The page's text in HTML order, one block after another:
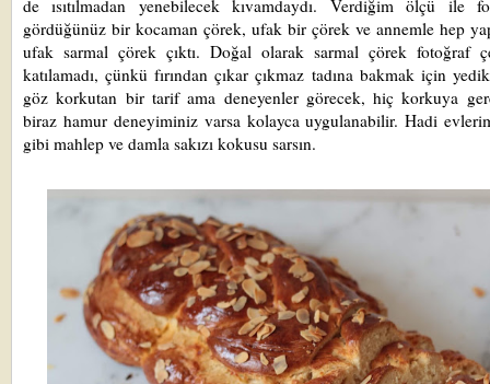
de ısıtılmadan yenebilecek kıvamdaydı. Verdiğim ölçü ile
gördüğünüz bir kocaman çörek, ufak bir çörek ve annemle hep
ufak sarmal çörek çıktı. Doğal olarak sarmal çörek fotoğraf
katılamadı, çünkü fırından çıkar çıkmaz tadına bakmak için
göz korkutan bir tarif ama deneyenler görecek, hiç korkuya
biraz hamur deneyiminiz varsa kolayca uygulanabilir. Hadi
gibi mahlep ve damla sakızı kokusu sarsın.